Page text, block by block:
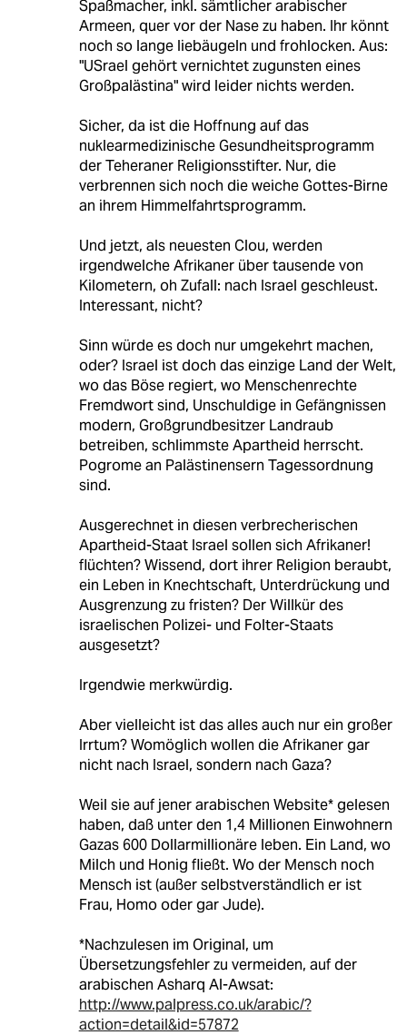
Spaßmacher, inkl. sämtlicher arabischer
Armeen, quer vor der Nase zu haben. Ihr könnt
noch so lange liebäugeln und frohlocken. Aus:
"USrael gehört vernichtet zugunsten eines
Großpalästina" wird leider nichts werden.
Sicher, da ist die Hoffnung auf das
nuklearmedizinische Gesundheitsprogramm
der Teheraner Religionsstifter. Nur, die
verbrennen sich noch die weiche Gottes-Birne
an ihrem Himmelfahrtsprogramm.
Und jetzt, als neuesten Clou, werden
irgendwelche Afrikaner über tausende von
Kilometern, oh Zufall: nach Israel geschleust.
Interessant, nicht?
Sinn würde es doch nur umgekehrt machen,
oder? Israel ist doch das einzige Land der Welt,
wo das Böse regiert, wo Menschenrechte
Fremdwort sind, Unschuldige in Gefängnissen
modern, Großgrundbesitzer Landraub
betreiben, schlimmste Apartheid herrscht.
Pogrome an Palästinensern Tagessordnung
sind.
Ausgerechnet in diesen verbrecherischen
Apartheid-Staat Israel sollen sich Afrikaner!
flüchten? Wissend, dort ihrer Religion beraubt,
ein Leben in Knechtschaft, Unterdrückung und
Ausgrenzung zu fristen? Der Willkür des
israelischen Polizei- und Folter-Staats
ausgesetzt?
Irgendwie merkwürdig.
Aber vielleicht ist das alles auch nur ein großer
Irrtum? Womöglich wollen die Afrikaner gar
nicht nach Israel, sondern nach Gaza?
Weil sie auf jener arabischen Website* gelesen
haben, daß unter den 1,4 Millionen Einwohnern
Gazas 600 Dollarmillionäre leben. Ein Land, wo
Milch und Honig fließt. Wo der Mensch noch
Mensch ist (außer selbstverständlich er ist
Frau, Homo oder gar Jude).
*Nachzulesen im Original, um
Übersetzungsfehler zu vermeiden, auf der
arabischen Asharq Al-Awsat:
http://www.palpress.co.uk/arabic/?
action=detail&id=57872